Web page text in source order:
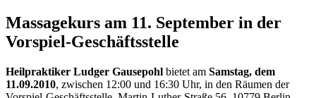
Massagekurs am 11. September in der
Vorspiel-Geschäftsstelle
Heilpraktiker Ludger Gausepohl bietet am Samstag, dem
11.09.2010, zwischen 12:00 und 16:30 Uhr, in den Räumen der